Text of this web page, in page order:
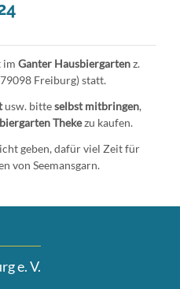
im Ganter Hausbiergartenz.
Freiburg) statt.
usw. bitteselbst mitbringen,
Thekezu kaufen.
geben, dafür viel Zeit für
von Seemansgarn.
e. V.